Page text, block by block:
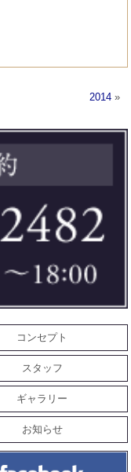
2014»
コンセプト
スタッフ
ギャラリー
お知らせ